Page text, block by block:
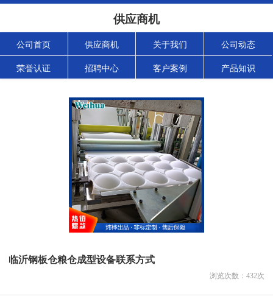
供应商机
公司首页 供应商机 关于我们 公司动态
荣誉认证 招聘中心 客户案例 产品知识
临沂钢板仓粮仓成型设备联系方式
浏览次数： 432次